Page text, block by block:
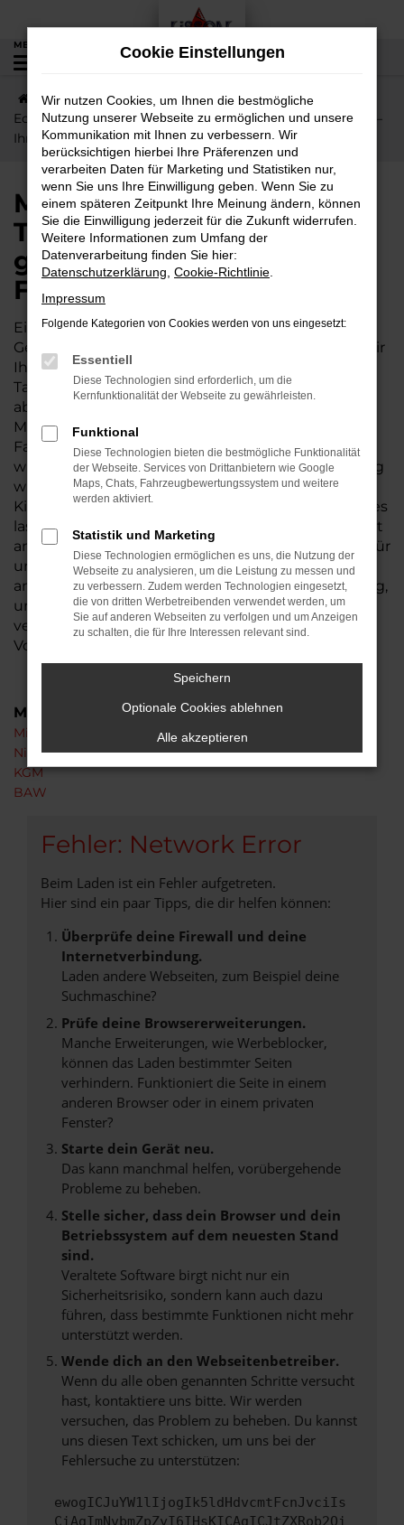
Zum
Hauptinhalt
springen
MENÜ
Startseite Florstadt Mitsubishi
Mitsubishi
Eclipse Cross
Mitsubishi Eclipse Cross Tageszulassung –
Ihr günstiger Autokauf für Florstadt
Mitsubishi Eclipse Cross
Tageszulassung – Ihr
günstiger Autokauf für
Florstadt
Ein Neuwagen für Florstadt zum
Gebrauchtwagenpreis? Genau das ermöglichen wir
Ihnen mit einer Mitsubishi Eclipse Cross
Tageszulassung. Das klingt sensationell, kommt
aber in der Automobilbranche häufig vor. Eine
Mitsubishi Eclipse Cross Tageszulassung ist ein
Fahrzeug, das für exakt einen Tag zugelassen
wurde, meist auf den Händler. Durch die Zulassung
wird aus einem Neuwagen ohne gefahrene
Kilometer formal ein Gebrauchtwagen. Die Folge: es
lassen sich Rabatte einräumen, die bei einem nicht
angemeldeten Neuwagen nicht möglich wären. Für
unsere Kundinnen und Kunden aus Florstadt und
anderswo, nutzen wir diese Vorgehensweise häufig,
um bereits vorhandene Fahrzeuge günstiger zu
veräußern. Das lohnt sich und bietet zudem den
Vorteil deutlich kürzerer Lieferzeiten.
Marken
Mitsubishi
Nissan
KGM
BAW
Fehler: Network Error
Beim Laden ist ein Fehler aufgetreten.
Hier sind ein paar Tipps, die dir helfen können:
Überprüfe deine Firewall und deine
Internetverbindung.
Laden andere Webseiten, zum Beispiel deine
Suchmaschine?
Prüfe deine Browsererweiterungen.
Manche Erweiterungen, wie Werbeblocker,
können das Laden bestimmter Seiten
verhindern. Funktioniert die Seite in einem
anderen Browser oder in einem privaten
Fenster?
Starte dein Gerät neu.
Das kann manchmal helfen, vorübergehende
Probleme zu beheben.
Stelle sicher, dass dein Browser und dein
Betriebssystem auf dem neuesten Stand
sind.
Veraltete Software birgt nicht nur ein
Sicherheitsrisiko, sondern kann auch dazu
führen, dass bestimmte Funktionen nicht mehr
unterstützt werden.
Wende dich an den Webseitenbetreiber.
Wenn du alle oben genannten Schritte versucht
hast, kontaktiere uns bitte. Wir werden
versuchen, das Problem zu beheben. Du kannst
uns diesen Text schicken, um uns bei der
Fehlersuche zu unterstützen:
ewogICJuYW1lIjogIk5ldHdvcmtFcnJvciIs
CiAgImNvbmZpZyI6IHsKICAgICJtZXRob2Qi
Cookie Einstellungen
Wir nutzen Cookies, um Ihnen die bestmögliche
Nutzung unserer Webseite zu ermöglichen und unsere
Kommunikation mit Ihnen zu verbessern. Wir
berücksichtigen hierbei Ihre Präferenzen und
verarbeiten Daten für Marketing und Statistiken nur,
wenn Sie uns Ihre Einwilligung geben. Wenn Sie zu
einem späteren Zeitpunkt Ihre Meinung ändern, können
Sie die Einwilligung jederzeit für die Zukunft widerrufen.
Weitere Informationen zum Umfang der
Datenverarbeitung finden Sie hier:
Datenschutzerklärung Cookie-Richtlinie
Impressum
Folgende Kategorien von Cookies werden von uns eingesetzt:
Essentiell
Diese Technologien sind erforderlich, um die
Kernfunktionalität der Webseite zu gewährleisten.
Funktional
Diese Technologien bieten die bestmögliche Funktionalität
der Webseite. Services von Drittanbietern wie Google
Maps, Chats, Fahrzeugbewertungssystem und weitere
werden aktiviert.
Statistik und Marketing
Diese Technologien ermöglichen es uns, die Nutzung der
Webseite zu analysieren, um die Leistung zu messen und
zu verbessern. Zudem werden Technologien eingesetzt,
die von dritten Werbetreibenden verwendet werden, um
Sie auf anderen Webseiten zu verfolgen und um Anzeigen
zu schalten, die für Ihre Interessen relevant sind.
Speichern
Optionale Cookies ablehnen
Alle akzeptieren